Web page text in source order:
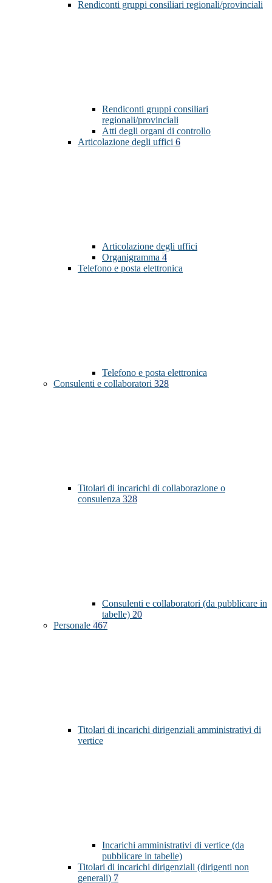
Rendiconti gruppi consiliari regionali/provinciali
Rendiconti gruppi consiliari
regionali/provinciali
Atti degli organi di controllo
Articolazione degli uffici 6
Articolazione degli uffici
Organigramma 4
Telefono e posta elettronica
Telefono e posta elettronica
Consulenti e collaboratori 328
Titolari di incarichi di collaborazione o
consulenza 328
Consulenti e collaboratori (da pubblicare in
tabelle) 20
Personale 467
Titolari di incarichi dirigenziali amministrativi di
vertice
Incarichi amministrativi di vertice (da
pubblicare in tabelle)
Titolari di incarichi dirigenziali (dirigenti non
generali) 7